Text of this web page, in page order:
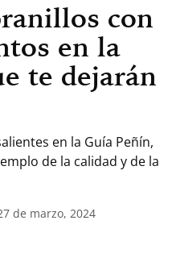
con
en la
te dejarán
en la Guía Peñín,
de la calidad y de la
de marzo, 2024